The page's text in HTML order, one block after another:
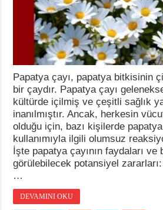
Papatya çayı, papatya bitkisinin
bir çaydır. Papatya çayı
kültürde içilmiş ve çeşitli sağlık
inanılmıştır. Ancak, herkesin
olduğu için, bazı kişilerde papatya
kullanımıyla ilgili olumsuz
İşte papatya çayının faydaları ve
görülebilecek potansiyel
…
DEVAMINI OKU